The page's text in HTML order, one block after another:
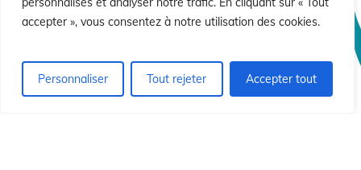
accepter », vous consentez à notre utilisation des cookies.
Personnaliser Tout rejeter Accepter tout